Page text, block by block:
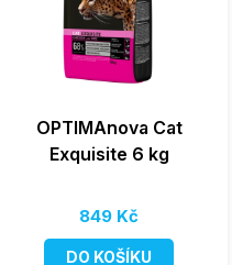
OPTIMAnova Cat
Exquisite 6 kg
849 Kč
DO KOŠÍKU